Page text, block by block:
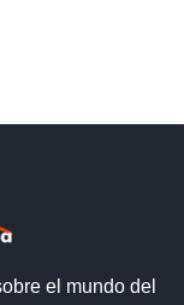
el mundo del